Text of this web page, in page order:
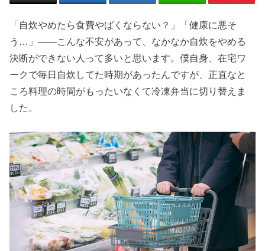
「自炊やめたら食費やばくならない？」「健康に悪そ
う…」——こんな不安があって、なかなか自炊をやめる
決断ができない人って多いと思います。僕自身、在宅ワ
ークで毎日自炊してた時期があったんですが、正直なと
ころ料理の時間がもったいなくて冷凍弁当に切り替えま
した。